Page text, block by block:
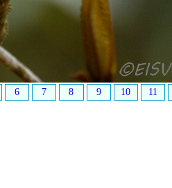
6 7 8 9 10
11